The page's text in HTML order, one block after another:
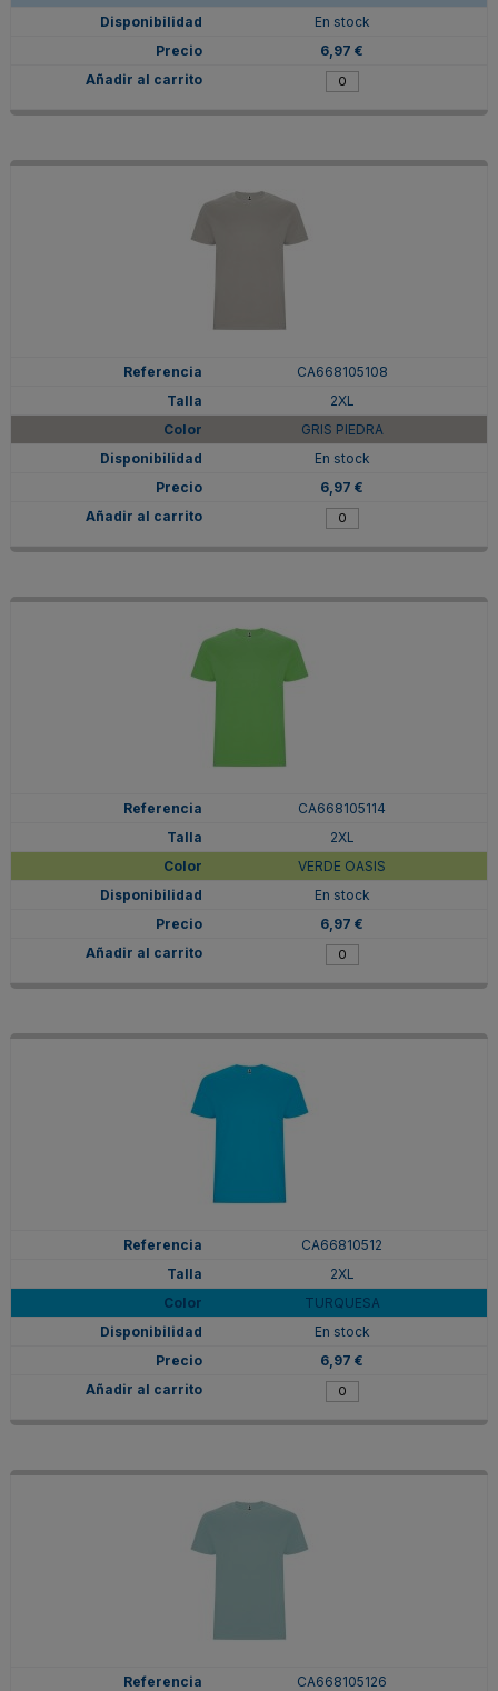
En stock
6,97 €
CA668105108
2XL
GRIS PIEDRA
En stock
6,97 €
CA668105114
2XL
VERDE OASIS
En stock
6,97 €
CA66810512
2XL
TURQUESA
En stock
6,97 €
CA668105126